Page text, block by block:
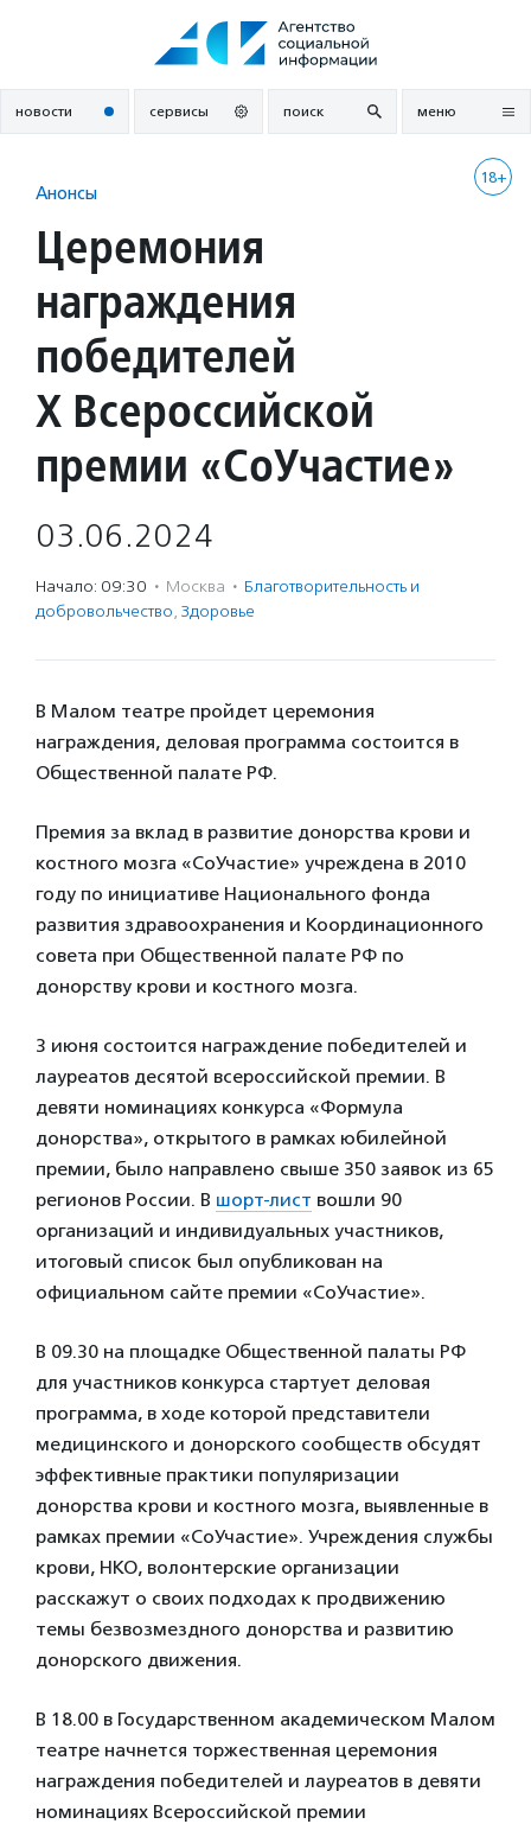
новости сервисы поиск меню
18+
Анонсы
Церемония
награждения
победителей
X Всероссийской
премии «СоУчастие»
03.06.2024
Начало: 09:30 · Москва · Благотвори­тель­ность и
доброволь­чест­во, Здоровье
В Малом театре пройдет церемония
награждения, деловая программа состоится в
Общественной палате РФ.
Премия за вклад в развитие донорства крови и
костного мозга «СоУчастие» учреждена в 2010
году по инициативе Национального фонда
развития здравоохранения и Координационного
совета при Общественной палате РФ по
донорству крови и костного мозга.
3 июня состоится награждение победителей и
лауреатов десятой всероссийской премии. В
девяти номинациях конкурса «Формула
донорства», открытого в рамках юбилейной
премии, было направлено свыше 350 заявок из 65
регионов России. В шорт-лист вошли 90
организаций и индивидуальных участников,
итоговый список был опубликован на
официальном сайте премии «СоУчастие».
В 09.30 на площадке Общественной палаты РФ
для участников конкурса стартует деловая
программа, в ходе которой представители
медицинского и донорского сообществ обсудят
эффективные практики популяризации
донорства крови и костного мозга, выявленные в
рамках премии «СоУчастие». Учреждения службы
крови, НКО, волонтерские организации
расскажут о своих подходах к продвижению
темы безвозмездного донорства и развитию
донорского движения.
В 18.00 в Государственном академическом Малом
театре начнется торжественная церемония
награждения победителей и лауреатов в девяти
номинациях Всероссийской премии